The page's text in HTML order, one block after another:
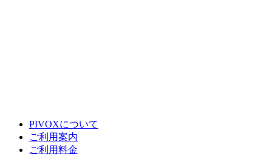
PIVOXについて
ご利用案内
ご利用料金